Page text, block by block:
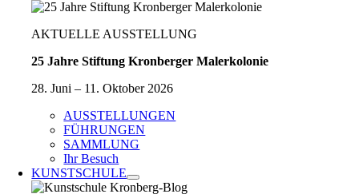
AKTUELLE AUSSTELLUNG
25 Jahre Stiftung Kronberger Malerkolonie
28. Juni – 11. Oktober 2026
AUSSTELLUNGEN
FÜHRUNGEN
SAMMLUNG
Ihr Besuch
KUNSTSCHULE